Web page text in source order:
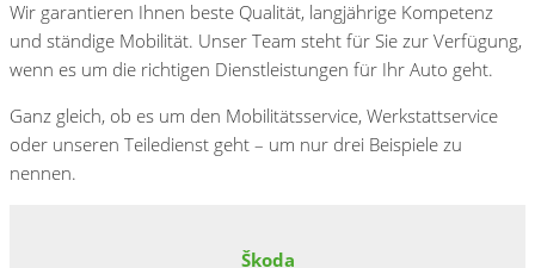
Wir garantieren Ihnen beste Qualität, langjährige Kompetenz
und ständige Mobilität. Unser Team steht für Sie zur Verfügung,
wenn es um die richtigen Dienstleistungen für Ihr Auto geht.
Ganz gleich, ob es um den Mobilitätsservice, Werkstattservice
oder unseren Teiledienst geht – um nur drei Beispiele zu
nennen.
Škoda